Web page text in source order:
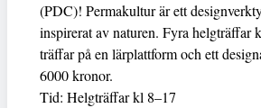
(PDC)! Permakultur är ett
inspirerat av naturen. Fyra helgträffar
träffar på en lärplattform och ett
6000 kronor.
Tid: Helgträffar kl 8–17